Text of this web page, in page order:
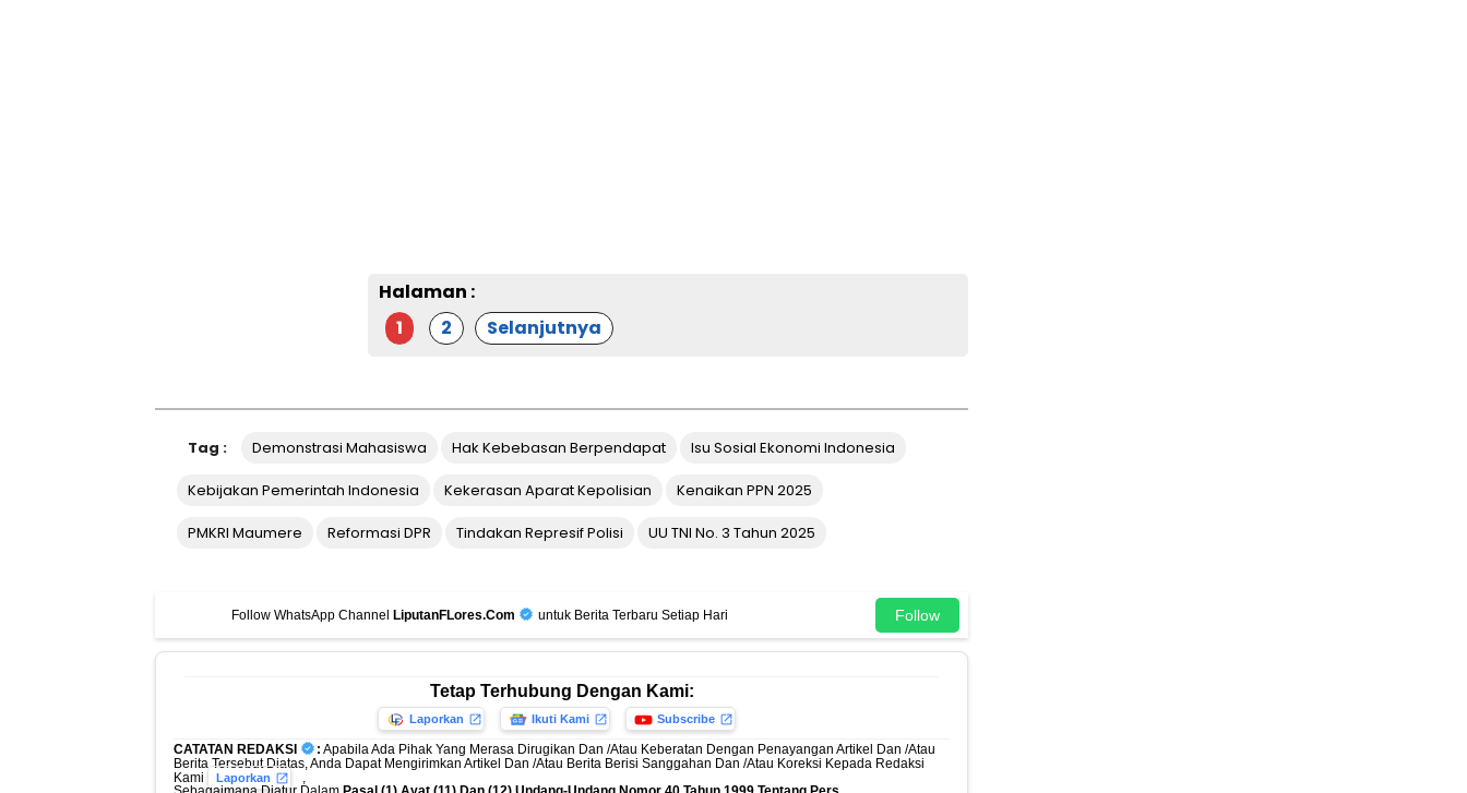
Halaman :
1
2 Selanjutnya
Tag : Demonstrasi Mahasiswa Hak Kebebasan Berpendapat Isu Sosial Ekonomi Indonesia
Kebijakan Pemerintah Indonesia Kekerasan Aparat Kepolisian Kenaikan PPN 2025
PMKRI Maumere Reformasi DPR Tindakan Represif Polisi UU TNI No. 3 Tahun 2025
Follow WhatsApp Channel LiputanFLores.Com untuk Berita Terbaru Setiap Hari Follow
Tetap Terhubung Dengan Kami:
Laporkan Ikuti Kami Subscribe
CATATAN REDAKSI : Apabila Ada Pihak Yang Merasa Dirugikan Dan /Atau Keberatan Dengan Penayangan Artikel Dan /Atau
Berita Tersebut Diatas, Anda Dapat Mengirimkan Artikel Dan /Atau Berita Berisi Sanggahan Dan /Atau Koreksi Kepada Redaksi
Kami
Laporkan
,